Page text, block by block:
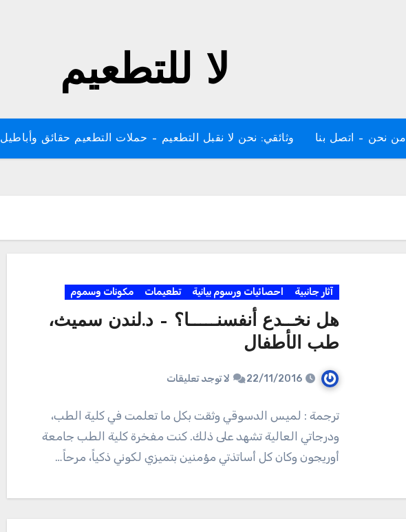
لا للتطعيم
من نحن – اتصل بنا وثائقي: نحن لا نقبل التطعيم – حملات التطعيم حقائق وأباطيل
آثار جانبية احصائيات ورسوم بيانية تطعيمات مكونات وسموم
هل نخــدع أنفسنـــــا؟ – د.لندن سميث،
طب الأطفال
22/11/2016 لا توجد تعليقات
ترجمة : لميس الدسوقي وثقت بكل ما تعلمت في كلية الطب،
ودرجاتي العالية تشهد على ذلك. كنت مفخرة كلية الطب جامعة
أوريجون وكان كل أساتذتي مؤمنين بتميزي لكوني ذكياً، مرحاً…